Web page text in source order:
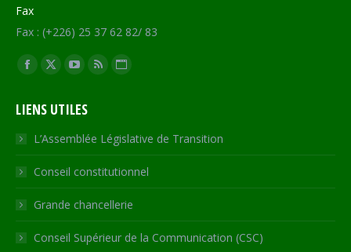
Fax
Fax : (+226) 25 37 62 82/ 83
Trouvez nous sur :
Facebook
opens
in
new
window
X
opens
in
new
window
YouTube
opens
in
new
window
RSS
in
new
window
Site
opens
in
new
LIENS UTILES
L’Assemblée Législative de Transition
Conseil constitutionnel
Grande chancellerie
Conseil Supérieur de la Communication (CSC)